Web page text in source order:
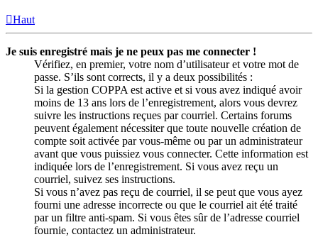
Haut
Je suis enregistré mais je ne peux pas me connecter !
Vérifiez, en premier, votre nom d’utilisateur et votre mot de
passe. S’ils sont corrects, il y a deux possibilités :
Si la gestion COPPA est active et si vous avez indiqué avoir
moins de 13 ans lors de l’enregistrement, alors vous devrez
suivre les instructions reçues par courriel. Certains forums
peuvent également nécessiter que toute nouvelle création de
compte soit activée par vous-même ou par un administrateur
avant que vous puissiez vous connecter. Cette information est
indiquée lors de l’enregistrement. Si vous avez reçu un
courriel, suivez ses instructions.
Si vous n’avez pas reçu de courriel, il se peut que vous ayez
fourni une adresse incorrecte ou que le courriel ait été traité
par un filtre anti-spam. Si vous êtes sûr de l’adresse courriel
fournie, contactez un administrateur.